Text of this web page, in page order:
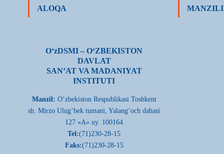
ALOQA
О‘zDSMI – О‘ZBEKISTON
DAVLAT
SAN’AT VA MADANIYAT
INSTITUTI
Manzil: О‘zbekiston Respublikasi Toshkent
sh. Mirzo Ulug’bek tumani, Yalang’och dahasi
127 «A» uy. 100164
Tel:(71)230-28-15
Faks:(71)230-28-15